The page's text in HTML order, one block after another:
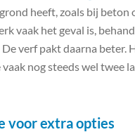
heeft, zoals bij beton
vaak het geval is,
verf pakt daarna beter.
nog steeds wel twee
voor extra opties